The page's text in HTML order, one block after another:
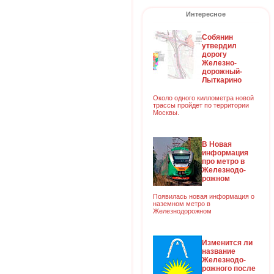
Интересное
Собянин
утвердил
дорогу
Железно-
дорожный-
Лыткарино
Около одного киллометра новой
трассы пройдет по территории
Москвы.
В Новая
информация
про метро в
Железнодо-
рожном
Появилась новая информация о
наземном метро в
Железнодорожном
Изменится ли
название
Железнодо-
рожного после